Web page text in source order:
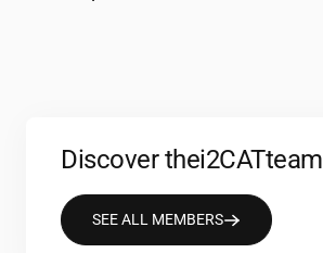
Discover thei2CATteam
SEE ALL MEMBERS